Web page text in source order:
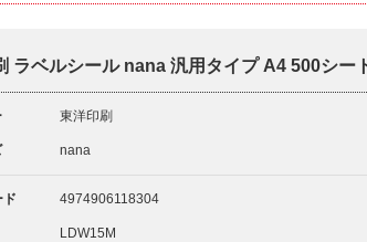
ラベルシール nana 汎用タイプ A4 500シー
東洋印刷
nana
4974906118304
LDW15M